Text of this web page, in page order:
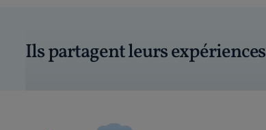
Ils partagent leurs expériences